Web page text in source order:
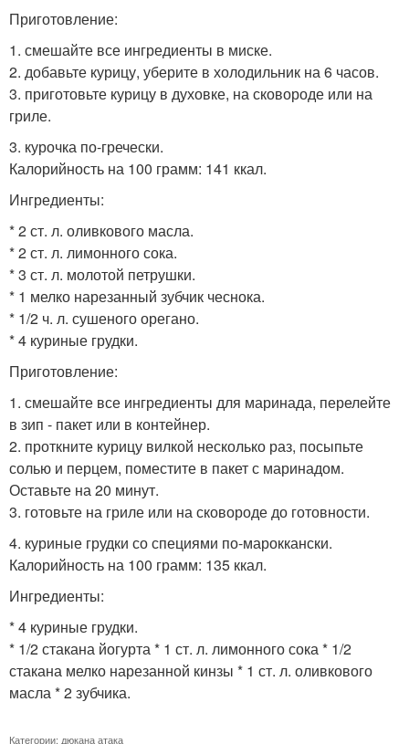
Приготовление:
1. смешайте все ингредиенты в миске.
2. добавьте курицу, уберите в холодильник на 6 часов.
3. приготовьте курицу в духовке, на сковороде или на
гриле.
3. курочка по-гречески.
Калорийность на 100 грамм: 141 ккал.
Ингредиенты:
* 2 ст. л. оливкового масла.
* 2 ст. л. лимонного сока.
* 3 ст. л. молотой петрушки.
* 1 мелко нарезанный зубчик чеснока.
* 1/2 ч. л. сушеного орегано.
* 4 куриные грудки.
Приготовление:
1. смешайте все ингредиенты для маринада, перелейте
в зип - пакет или в контейнер.
2. проткните курицу вилкой несколько раз, посыпьте
солью и перцем, поместите в пакет с маринадом.
Оставьте на 20 минут.
3. готовьте на гриле или на сковороде до готовности.
4. куриные грудки со специями по-мароккански.
Калорийность на 100 грамм: 135 ккал.
Ингредиенты:
* 4 куриные грудки.
* 1/2 стакана йогурта * 1 ст. л. лимонного сока * 1/2
стакана мелко нарезанной кинзы * 1 ст. л. оливкового
масла * 2 зубчика.
Категории: дюкана атака